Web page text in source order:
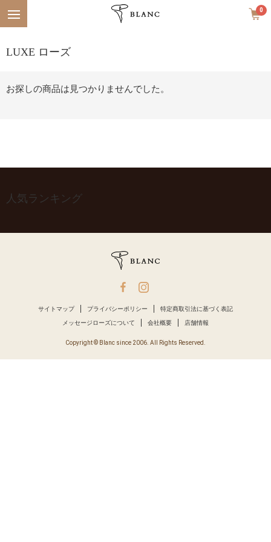
0
LUXE ローズ
お探しの商品は見つかりませんでした。
人気ランキング
サイトマップ プライバシーポリシー 特定商取引法に基づく表記
メッセージローズについて 会社概要 店舗情報
Copyright © Blanc since 2006. All Rights Reserved.